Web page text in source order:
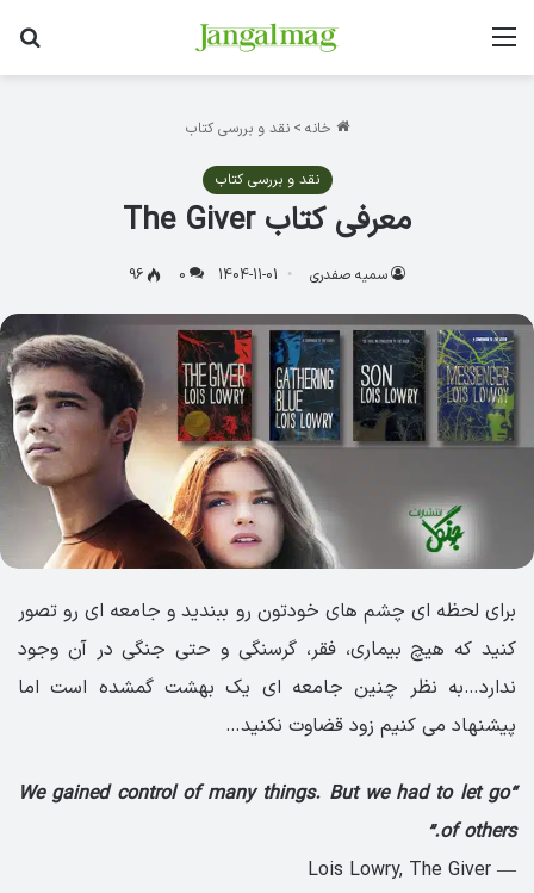
منو
خانه > نقد و بررسی کتاب
نقد و بررسی کتاب
معرفی کتاب The Giver
سمیه صفدری 1404-11-01
0
96
برای لحظه ای چشم های خودتون رو ببندید و جامعه ای رو تصور
کنید که هیچ بیماری، فقر، گرسنگی و حتی جنگی در آن وجود
ندارد…به نظر چنین جامعه ای یک بهشت گمشده است اما
پیشنهاد می کنیم زود قضاوت نکنید…
“We gained control of many things. But we had to let go
of others.”
― Lois Lowry, The Giver